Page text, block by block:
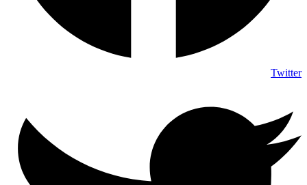
Twitter